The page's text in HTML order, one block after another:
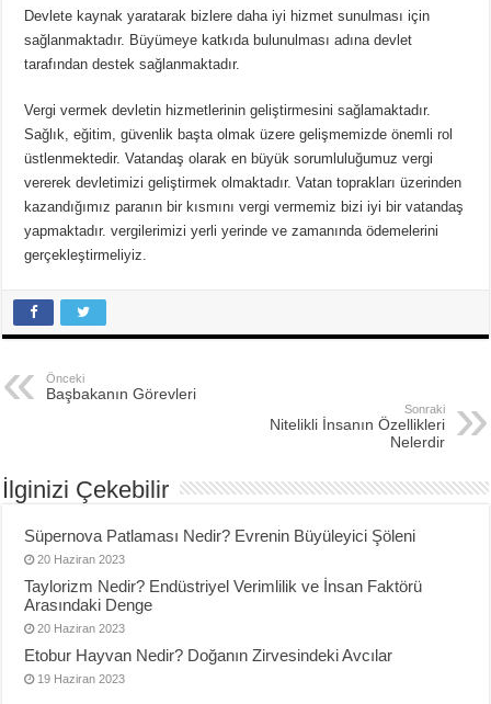
Ünlü Türemesi Nedir? 20 Tane Örnek
Devlete kaynak yaratarak bizlere daha iyi hizmet sunulması için
sağlanmaktadır. Büyümeye katkıda bulunulması adına devlet
tarafından destek sağlanmaktadır.
Vergi vermek devletin hizmetlerinin geliştirmesini sağlamaktadır.
Sağlık, eğitim, güvenlik başta olmak üzere gelişmemizde önemli rol
üstlenmektedir. Vatandaş olarak en büyük sorumluluğumuz vergi
vererek devletimizi geliştirmek olmaktadır. Vatan toprakları üzerinden
kazandığımız paranın bir kısmını vergi vermemiz bizi iyi bir vatandaş
yapmaktadır. vergilerimizi yerli yerinde ve zamanında ödemelerini
gerçekleştirmeliyiz.
Önceki
Başbakanın Görevleri
Sonraki
Nitelikli İnsanın Özellikleri
Nelerdir
İlginizi Çekebilir
Süpernova Patlaması Nedir? Evrenin Büyüleyici Şöleni
20 Haziran 2023
Taylorizm Nedir? Endüstriyel Verimlilik ve İnsan Faktörü
Arasındaki Denge
20 Haziran 2023
Etobur Hayvan Nedir? Doğanın Zirvesindeki Avcılar
19 Haziran 2023